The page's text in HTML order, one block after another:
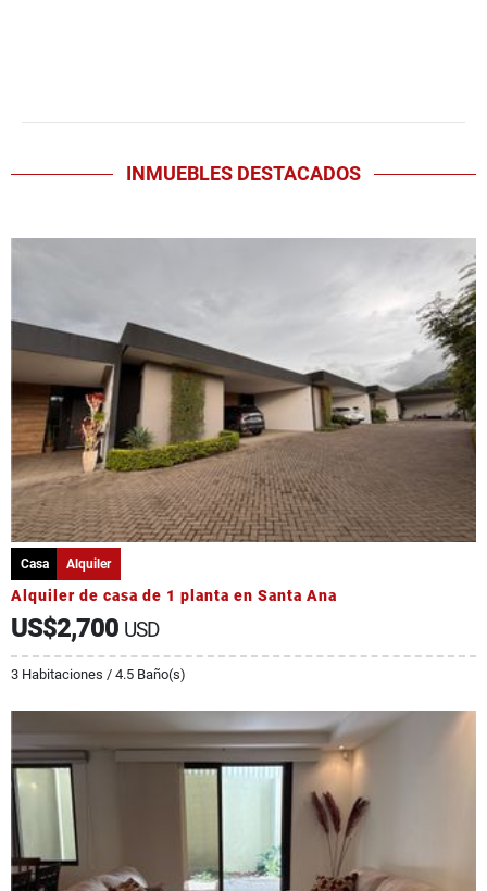
INMUEBLES DESTACADOS
Casa Alquiler
Alquiler de casa de 1 planta en Santa Ana
US$2,700 USD
3 Habitaciones / 4.5 Baño(s)